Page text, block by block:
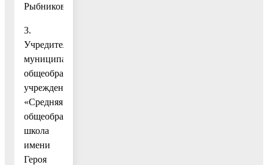
Рыбникова».
3.
Учредителем
муниципального
общеобразовательного
учреждения
«Средняя
общеобразовательная
школа
имени
Героя